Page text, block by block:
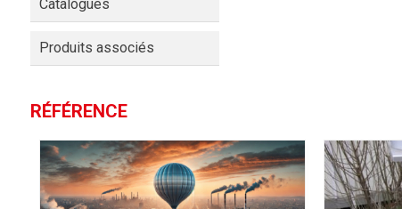
Catalogues
Produits associés
RÉFÉRENCE